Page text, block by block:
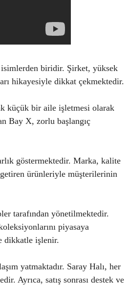
isimlerden biridir. Şirket, yüksek
hikayesiyle dikkat çekmektedir.
küçük bir aile işletmesi olarak
Bay X, zorlu başlangıç
göstermektedir. Marka, kalite
ürünleriyle müşterilerinin
tarafından yönetilmektedir.
piyasaya
dikkatle işlenir.
yatmaktadır. Saray Halı, her
Ayrıca, satış sonrası destek ve